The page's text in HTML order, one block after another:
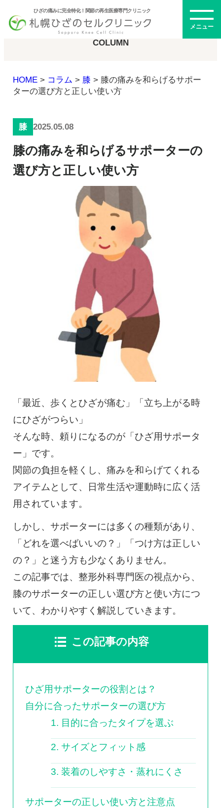
ひざの痛みに完全特化！関節の再生医療専門クリニック
メニュー
初めての方へ
メニュー・料金
ひざの再生医療とは
幹細胞治療
PRP治療
幹細胞培養上清液
慢性疼痛
再生医療とは
ドクター紹介
よくある質問
クリニック紹介
採用情報 コラム
治療電話相談はこちら
0120-117-560
※上記電話番号をタップで電話が繋がります
電話受付時間：月〜金／9:00〜16:30（土日祝休）
コラム
COLUMN
HOME> コラム > 膝 > 膝の痛みを和らげるサポー
ターの選び方と正しい使い方
膝 2025.05.08
膝の痛みを和らげるサポーターの
選び方と正しい使い方
「最近、歩くとひざが痛む」「立ち上がる時
にひざがつらい」
そんな時、頼りになるのが「ひざ用サポータ
ー」です。
関節の負担を軽くし、痛みを和らげてくれる
アイテムとして、日常生活や運動時に広く活
用されています。
しかし、サポーターには多くの種類があり、
「どれを選べばいいの？」「つけ方は正しい
の？」と迷う方も少なくありません。
この記事では、整形外科専門医の視点から、
膝のサポーターの正しい選び方と使い方につ
いて、わかりやすく解説していきます。
この記事の内容
ひざ用サポーターの役割とは？
自分に合ったサポーターの選び方
1. 目的に合ったタイプを選ぶ
2. サイズとフィット感
3. 装着のしやすさ・蒸れにくさ
サポーターの正しい使い方と注意点